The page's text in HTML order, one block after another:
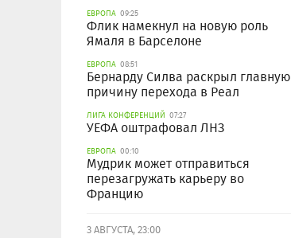
ЕВРОПА 09:25
Флик намекнул на новую роль
Ямаля в Барселоне
ЕВРОПА 08:51
Бернарду Силва раскрыл главную
причину перехода в Реал
ЛИГА КОНФЕРЕНЦИЙ 07:27
УЕФА оштрафовал ЛНЗ
ЕВРОПА 00:10
Мудрик может отправиться
перезагружать карьеру во
Францию
3 АВГУСТА, 23:00